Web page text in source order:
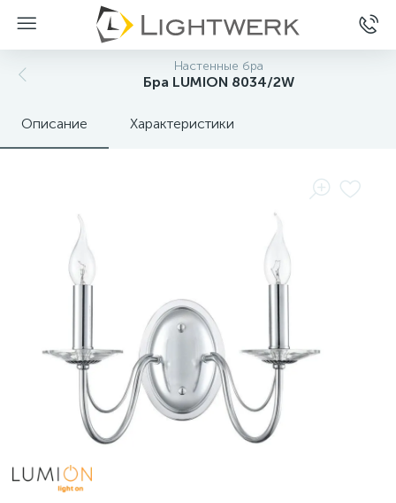
Настенные бра
Бра LUMION 8034/2W
Описание Характеристики